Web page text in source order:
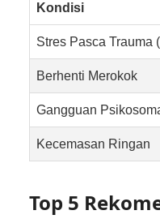
Kondisi
Stres Pasca Trauma
Berhenti Merokok
Gangguan
Kecemasan Ringan
Top 5